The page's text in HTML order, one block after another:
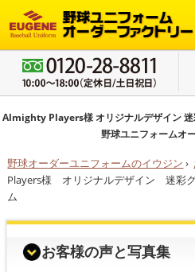
Almighty Players様 オリジナルデザイン 迷
野球ユニフォームオ
野球オーダーユニフォームのイウジン ›
Players様 オリジナルデザイン 迷彩
ム
お客様の声と写真集